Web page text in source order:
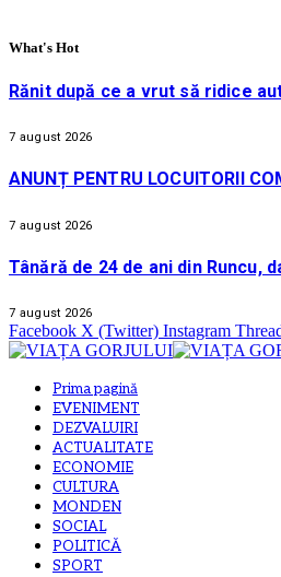
What's Hot
Rănit după ce a vrut să ridice
7 august 2026
ANUNȚ PENTRU LOCUITORII
7 august 2026
Tânără de 24 de ani din Runcu,
7 august 2026
Facebook X (Twitter) Instagram
Prima pagină
EVENIMENT
DEZVALUIRI
ACTUALITATE
ECONOMIE
CULTURA
MONDEN
SOCIAL
POLITICĂ
SPORT